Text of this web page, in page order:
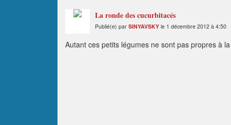
La ronde des cucurbitacés
Publié(e) par SINYAVSKY le 1 décembre 2012 à 4:50
Autant ces petits légumes ne sont pas propres à